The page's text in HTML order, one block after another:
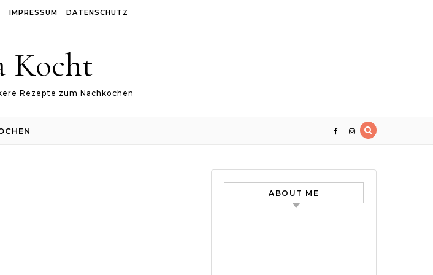
IMPRESSUM DATENSCHUTZ
Kocht
Rezepte zum Nachkochen
ABOUT ME